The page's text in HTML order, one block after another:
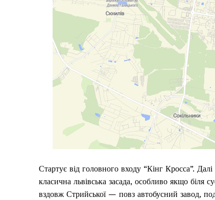
Стартує від головного входу “Кінг Кросса”.
класична львівська засада, особливо якщо біля
вздовж Стрийської — повз автобусний завод,